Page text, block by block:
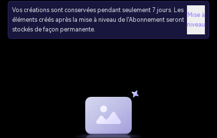
Vos créations sont conservées pendant seulement 7 jours. Les
éléments créés après la mise à niveau de l'Abonnement seront
stockés de façon permanente.
Mise à
niveau